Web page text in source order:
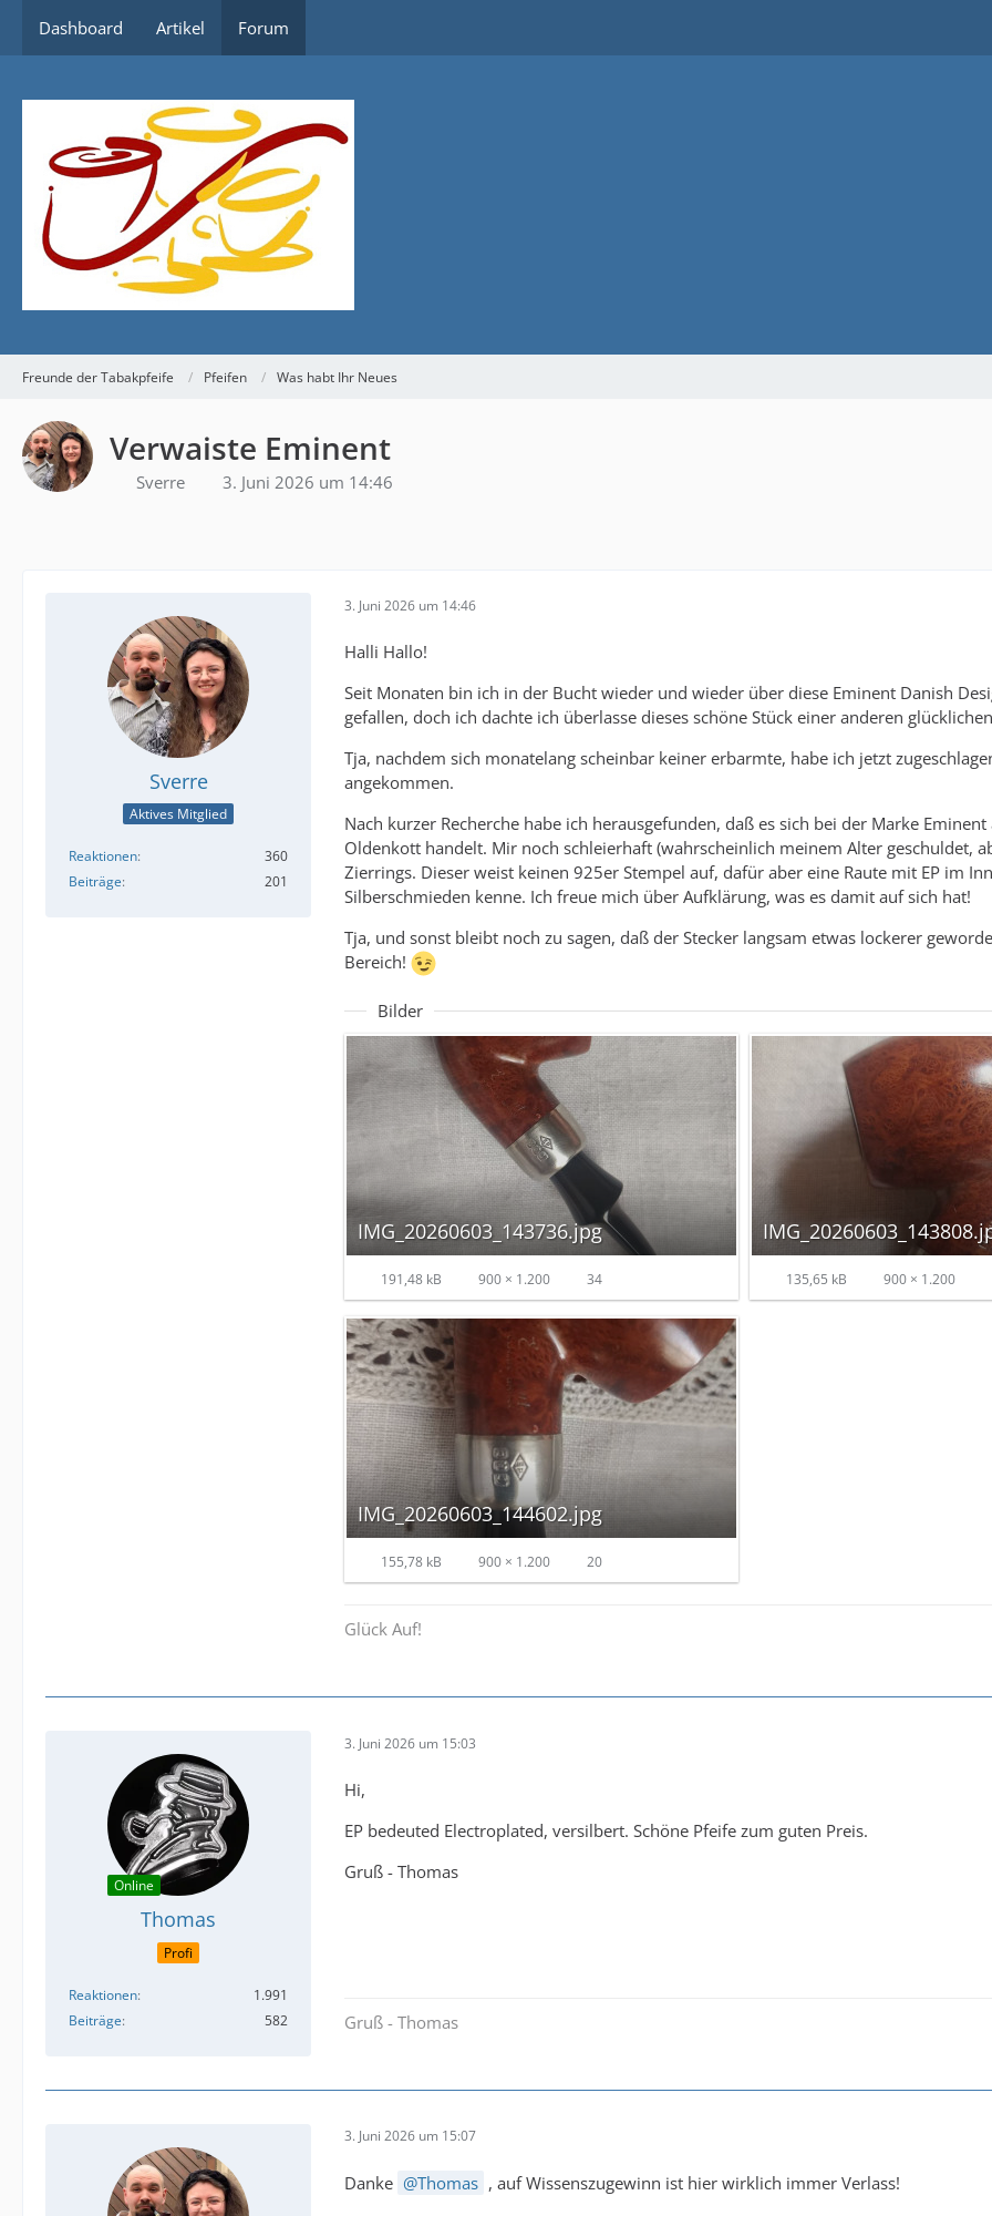
Dashboard Artikel Forum
Freunde der Tabakpfeife Pfeifen Was habt Ihr Neues
Verwaiste Eminent
Sverre 3. Juni 2026 um 14:46
Sverre
Aktives Mitglied
Reaktionen
360
Beiträge
201
3. Juni 2026 um 14:46
Halli Hallo!
Seit Monaten bin ich in der Bucht wieder und wieder über diese Eminent Danish
gefallen, doch ich dachte ich überlasse dieses schöne Stück einer anderen
Tja, nachdem sich monatelang scheinbar keiner erbarmte, habe ich jetzt
angekommen.
Nach kurzer Recherche habe ich herausgefunden, daß es sich bei der Marke
Oldenkott handelt. Mir noch schleierhaft (wahrscheinlich meinem Alter geschuldet,
Zierrings. Dieser weist keinen 925er Stempel auf, dafür aber eine Raute mit EP im
Silberschmieden kenne. Ich freue mich über Aufklärung, was es damit auf sich hat!
Tja, und sonst bleibt noch zu sagen, daß der Stecker langsam etwas lockerer
Bereich!
Bilder
IMG_20260603_143736.jpg
191,48 kB 900 × 1.200 34 135,65 kB 900 × 1.200
IMG_20260603_144602.jpg
155,78 kB 900 × 1.200 20
Glück Auf!
Online
Thomas
Profi
Reaktionen
1.991
Beiträge
582
3. Juni 2026 um 15:03
Hi,
EP bedeuted Electroplated, versilbert. Schöne Pfeife zum guten Preis.
Gruß - Thomas
Gruß - Thomas
3. Juni 2026 um 15:07
Danke Thomas , auf Wissenszugewinn ist hier wirklich immer Verlass!